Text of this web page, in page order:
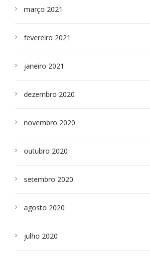
março 2021
fevereiro 2021
janeiro 2021
dezembro 2020
novembro 2020
outubro 2020
setembro 2020
agosto 2020
julho 2020